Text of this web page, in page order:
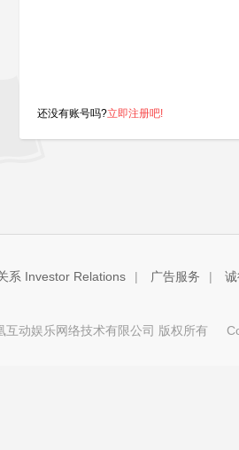
还没有账号吗?立即注册吧!
系 Investor Relations | 广告服务 |
互动娱乐网络技术有限公司 版权所有